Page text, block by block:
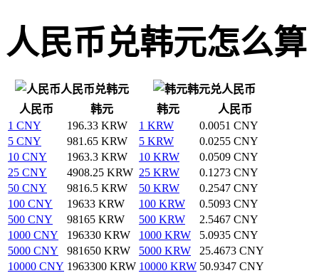
人民币兑韩元怎么算
人民币兑韩元
韩元兑人民币
人民币
韩元 韩元
人民币
1 CNY
196.33 KRW 1 KRW
0.0051 CNY
5 CNY
981.65 KRW 5 KRW
0.0255 CNY
10 CNY
1963.3 KRW 10 KRW
0.0509 CNY
25 CNY
4908.25 KRW 25 KRW
0.1273 CNY
50 CNY
9816.5 KRW 50 KRW
0.2547 CNY
100 CNY
19633 KRW 100 KRW
0.5093 CNY
500 CNY
98165 KRW 500 KRW
2.5467 CNY
1000 CNY
196330 KRW 1000 KRW
5.0935 CNY
5000 CNY
981650 KRW 5000 KRW
25.4673 CNY
10000 CNY 1963300 KRW 10000 KRW 50.9347 CNY